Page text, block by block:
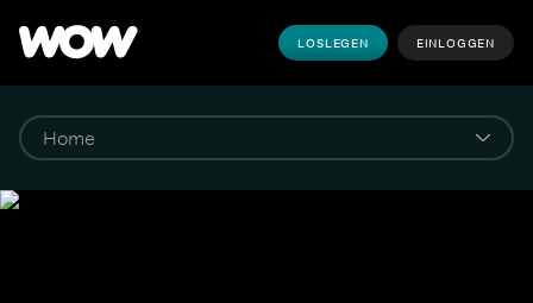
LOSLEGEN EINLOGGEN